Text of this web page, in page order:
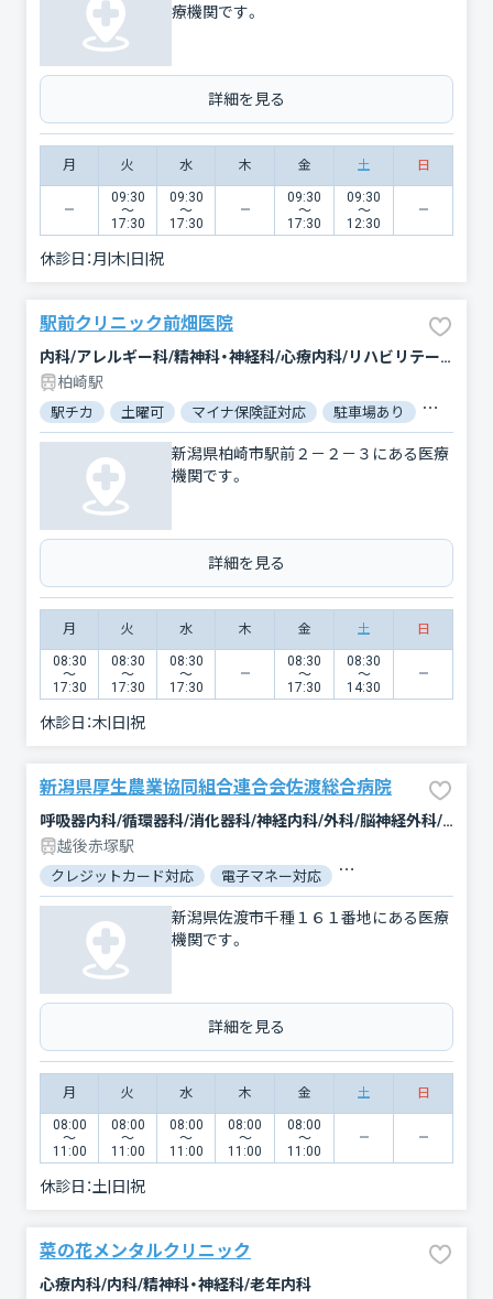
療機関です。
詳細を見る
月 火 水 木 金 土 日
09:30
〜
17:30
09:30
〜
17:30
09:30
〜
17:30
09:30
〜
12:30
休診日：月|木|日|祝
駅前クリニック前畑医院
内科/アレルギー科/精神科・神経科/心療内科/リハビリテーション
柏崎駅
駅チカ 土曜可 マイナ保険証対応 駐車場あり バリア
新潟県柏崎市駅前２－２－３にある医療
機関です。
詳細を見る
月 火 水 木 金 土 日
08:30
〜
17:30
08:30
〜
17:30
08:30
〜
17:30
08:30
〜
17:30
08:30
〜
14:30
休診日：木|日|祝
新潟県厚生農業協同組合連合会佐渡総合病院
呼吸器内科/循環器科/消化器科/神経内科/外科/脳神経外科/心臓血管外科/整形外科/形成外科/小児科/小児外科/産婦人科/眼科/耳鼻咽喉科/皮膚科/泌尿器科/精神科・神経科/歯科/歯科口腔外科/リハビリテーション/放射線科/麻酔科/血液内科/内分泌科/その他
越後赤塚駅
クレジットカード対応 電子マネー対応 マイナ保険証対応
新潟県佐渡市千種１６１番地にある医療
機関です。
詳細を見る
月 火 水 木 金 土 日
08:00
〜
11:00
08:00
〜
11:00
08:00
〜
11:00
08:00
〜
11:00
08:00
〜
11:00
休診日：土|日|祝
菜の花メンタルクリニック
心療内科/内科/精神科・神経科/老年内科